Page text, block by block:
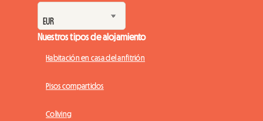
Nuestros tipos de alojamiento
Habitación en casa del anfitrión
Pisos compartidos
Coliving